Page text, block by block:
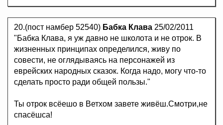
20.(пост намбер 52540) Бабка Клава 25/02/2011
"Бабка Клава, я уж давно не школота и не отрок. В
жизненных принципах определился, живу по
совести, не оглядываясь на персонажей из
еврейских народных сказок. Когда надо, могу что-то
сделать просто ради общей пользы."
Ты отрок всёешо в Ветхом завете живёш.Смотри,не
спасёшса!